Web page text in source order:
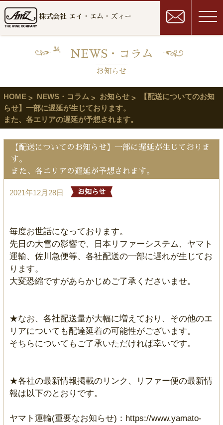
株式会社 エイ・エム・ズィー
NEWS・コラム
お知らせ
HOME NEWS・コラム お知らせ
【配送についてのお知
らせ】一部に遅延が生じております。
また、各エリアの遅延が予想されます。
【配送についてのお知らせ】一部に遅延が生じておりま
す。
また、各エリアの遅延が予想されます。
2021年12月28日 お知らせ
毎度お世話になっております。
先日の大雪の影響で、日本リファーシステム、ヤマト
運輸、佐川急便等、各社配送の一部に遅れが生じてお
ります。
大変恐縮ですがあらかじめご了承くださいませ。
★なお、各社配送量が大幅に増えており、その他のエ
リアについても配達延着の可能性がございます。
そちらについてもご了承いただければ幸いです。
★各社の最新情報掲載のリンク、リファー便の最新情
報は以下のとおりです。
ヤマト運輸(重要なお知らせ)：https://www.yamato-